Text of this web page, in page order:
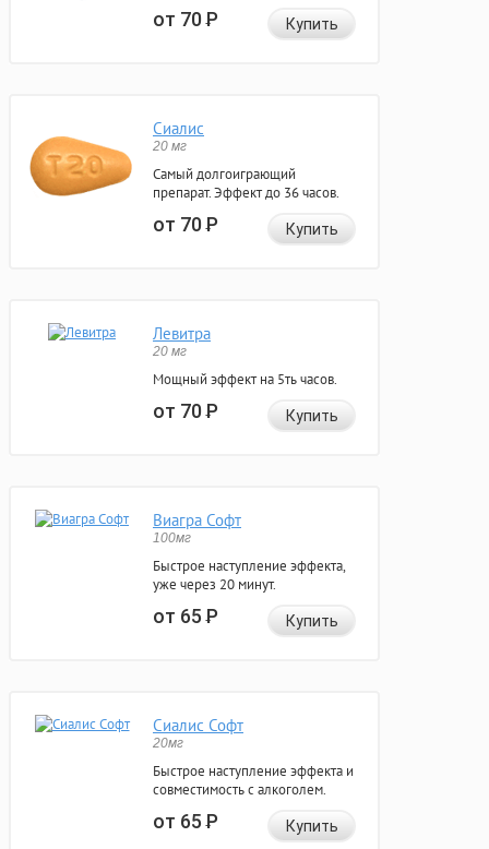
от 70Р Купить
Сиалис
20 мг
Самый долгоиграющий
препарат. Эффект до 36 часов.
от 70Р Купить
Левитра
20 мг
Мощный эффект на 5ть часов.
от 70Р Купить
Виагра Софт
100мг
Быстрое наступление эффекта,
уже через 20 минут.
от 65Р Купить
Сиалис Софт
20мг
Быстрое наступление эффекта и
совместимость с алкоголем.
от 65Р Купить